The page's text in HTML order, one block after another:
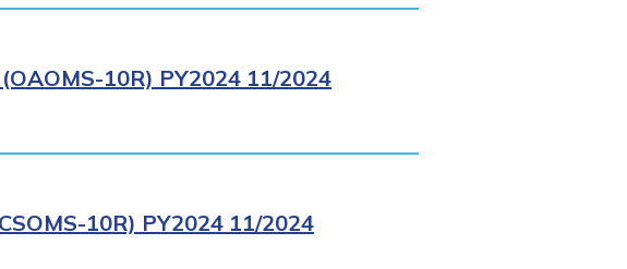
10R) PY2024 11/2024
10R) PY2024 11/2024